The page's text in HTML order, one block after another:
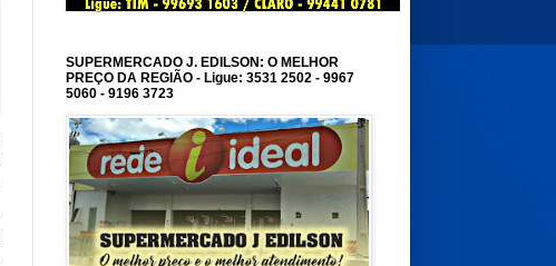
SUPERMERCADO J. EDILSON: O MELHOR
PREÇO DA REGIÃO - Ligue: 3531 2502 - 9967
5060 - 9196 3723